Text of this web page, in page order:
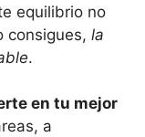
equilibrio no
consigues, la
.
en tu mejor
a